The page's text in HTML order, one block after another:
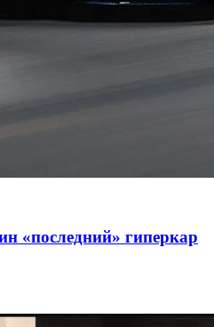
«последний» гиперкар